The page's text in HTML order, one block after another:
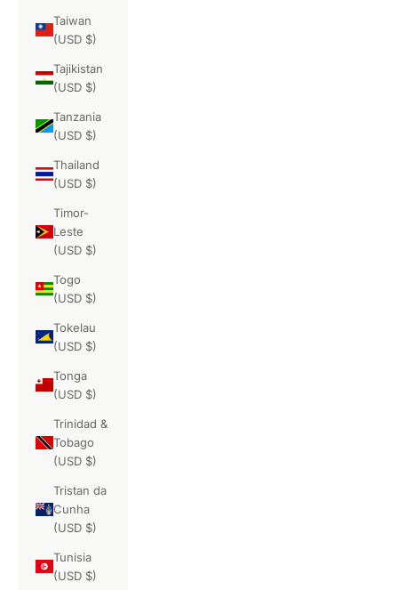
Taiwan
(USD $)
Tajikistan
(USD $)
Tanzania
(USD $)
Thailand
(USD $)
Timor-
Leste
(USD $)
Togo
(USD $)
Tokelau
(USD $)
Tonga
(USD $)
Trinidad &
Tobago
(USD $)
Tristan da
Cunha
(USD $)
Tunisia
(USD $)